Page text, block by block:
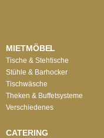
MIETMÖBEL
Tische & Stehtische
Stühle & Barhocker
Tischwäsche
Theken & Buffetsysteme
Verschiedenes
CATERING